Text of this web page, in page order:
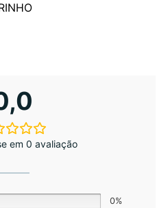
em 0 avaliação
0%